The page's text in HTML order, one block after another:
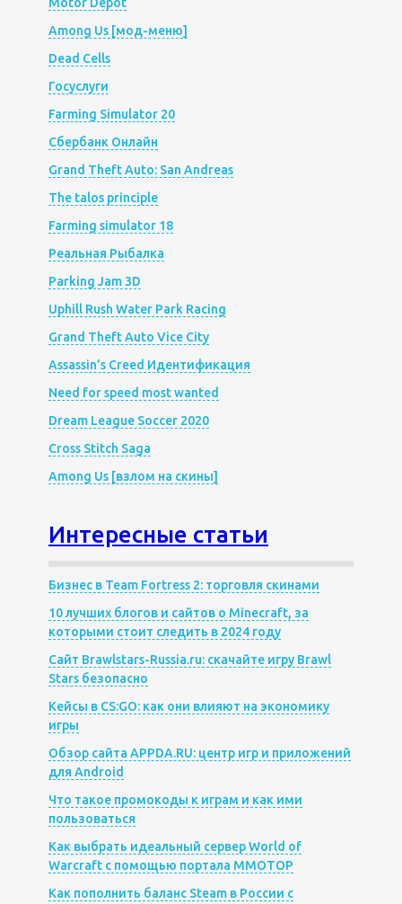
Among Us [мод-меню]
Dead Cells
Госуслуги
Farming Simulator 20
Сбербанк Онлайн
Grand Theft Auto: San Andreas
The talos principle
Farming simulator 18
Реальная Рыбалка
Parking Jam 3D
Uphill Rush Water Park Racing
Grand Theft Auto Vice City
Assassin’s Creed Идентификация
Need for speed most wanted
Dream League Soccer 2020
Cross Stitch Saga
Among Us [взлом на скины]
Интересные статьи
Бизнес в Team Fortress 2: торговля скинами
10 лучших блогов и сайтов о Minecraft, за
которыми стоит следить в 2024 году
Сайт Brawlstars-Russia.ru: скачайте игру Brawl
Stars безопасно
Кейсы в CS:GO: как они влияют на экономику
игры
Обзор сайта APPDA.RU: центр игр и приложений
для Android
Что такое промокоды к играм и как ими
пользоваться
Как выбрать идеальный сервер World of
Warcraft с помощью портала MMOTOP
Как пополнить баланс Steam в России с